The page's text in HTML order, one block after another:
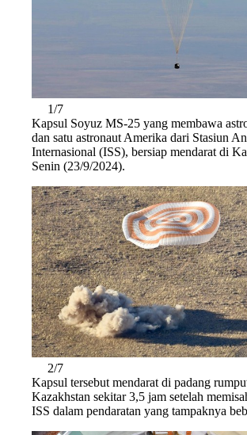
1/7
Kapsul Soyuz MS-25 yang membawa
dan satu astronaut Amerika dari Stasiun
Internasional (ISS), bersiap mendarat di
Senin (23/9/2024).
2/7
Kapsul tersebut mendarat di padang
Kazakhstan sekitar 3,5 jam setelah
ISS dalam pendaratan yang tampaknya